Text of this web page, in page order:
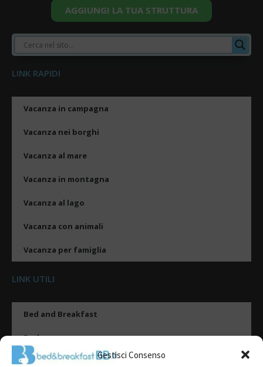
Gestisci Consenso
AGGIUNGI LA TUA STRUTTURA
LINK RAPIDI
Vacanza in campagna
Vacanza nei borghi
Vacanza al mare
Vacanza in montagna
Vacanza al lago
Vacanza con animali
Vacanza per famiglia
LINK UTILI
Bed and Breakfast
Esplora
Tipologie di alloggio